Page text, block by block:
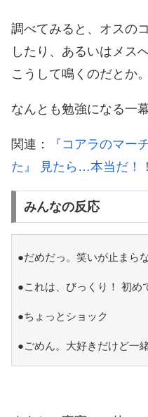
調べてみると、オスの
したり、あるいはメス
こうして鳴くのだとか。
なんとも勉強になる一
関連：
『コアラのマー
た』 見たら…本当だ！！
みんなの反応
●だめだっ。笑いが止まら
●これは、びっくり！ 初め
●ちょっとショック
●ごめん。大好きだけど一